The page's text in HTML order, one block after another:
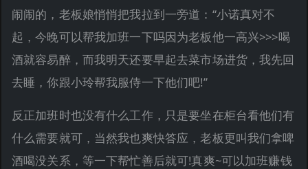
闹闹的，老板娘悄悄把我拉到一旁道：“小诺真对不
起，今晚可以帮我加班一下吗因为老板他一高兴>>>喝
酒就容易醉，而我明天还要早起去菜市场进货，我先回
去睡，你跟小玲帮我服侍一下他们吧!”
反正加班时也没有什么工作，只是要坐在柜台看他们有
什么需要就可，当然我也爽快答应，老板更叫我们拿啤
酒喝没关系，等一下帮忙善后就可!真爽~可以加班赚钱